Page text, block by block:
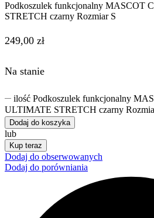
Podkoszulek funkcjonalny MASCOT
STRETCH czarny Rozmiar S
249,00 zł
Na stanie
ilość Podkoszulek funkcjonalny
ULTIMATE STRETCH czarny
Dodaj do koszyka
lub
Kup teraz
Dodaj do obserwowanych
Dodaj do porówniania